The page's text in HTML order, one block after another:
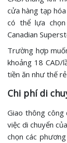
cửa hàng tạp
có thể lựa
Canadian
Trường hợp
khoảng 18 CAD/
tiền ăn như thế
Chi phí di
Giao thông công
việc di chuyển
chọn các